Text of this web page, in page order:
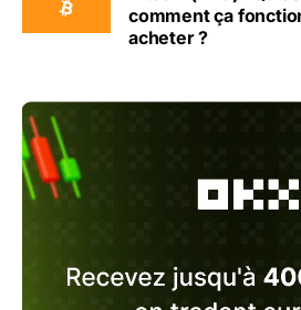
comment ça
acheter ?